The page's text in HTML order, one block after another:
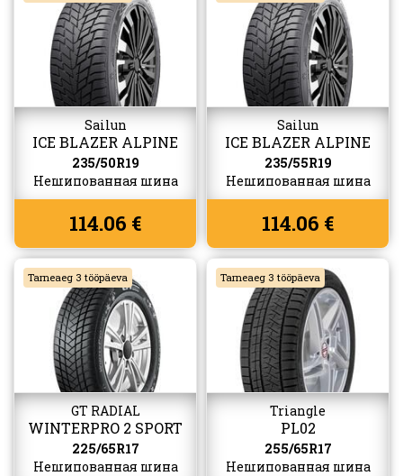
Sailun
ICE BLAZER ALPINE
EVO 2
235/50R19
Нешипованная шина
114.06 €
Sailun
ICE BLAZER ALPINE
EVO 2
235/55R19
Нешипованная шина
114.06 €
Tarneaeg 3 tööpäeva
GT RADIAL
WINTERPRO 2 SPORT
SUV
225/65R17
Нешипованная шина
Tarneaeg 3 tööpäeva
Triangle
PL02
255/65R17
Нешипованная шина